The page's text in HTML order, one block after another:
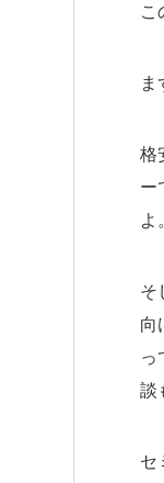
こ
ま
格
ー
よ
そ
向
っ
談
セ